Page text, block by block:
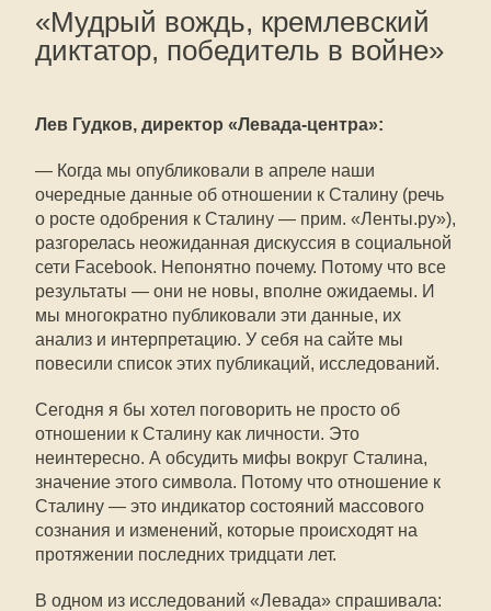
«Мудрый вождь, кремлевский
диктатор, победитель в войне»
Лев Гудков, директор «Левада-центра»:
— Когда мы опубликовали в апреле наши
очередные данные об отношении к Сталину (речь
о росте одобрения к Сталину — прим. «Ленты.ру»),
разгорелась неожиданная дискуссия в социальной
сети Facebook. Непонятно почему. Потому что все
результаты — они не новы, вполне ожидаемы. И
мы многократно публиковали эти данные, их
анализ и интерпретацию. У себя на сайте мы
повесили список этих публикаций, исследований.
Сегодня я бы хотел поговорить не просто об
отношении к Сталину как личности. Это
неинтересно. А обсудить мифы вокруг Сталина,
значение этого символа. Потому что отношение к
Сталину — это индикатор состояний массового
сознания и изменений, которые происходят на
протяжении последних тридцати лет.
В одном из исследований «Левада» спрашивала: